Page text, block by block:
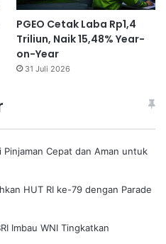
PGEO Cetak Laba Rp1,4
Triliun, Naik 15,48% Year-
on-Year
31 Juli 2026
Pinjaman Cepat dan Aman untuk
HUT RI ke-79 dengan Parade
Imbau WNI Tingkatkan